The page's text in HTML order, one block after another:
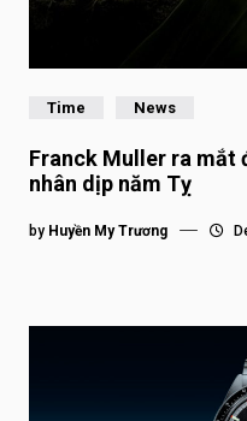
Time News
Franck Muller ra mắt
nhân dịp năm Tỵ
by Huyền My Trương